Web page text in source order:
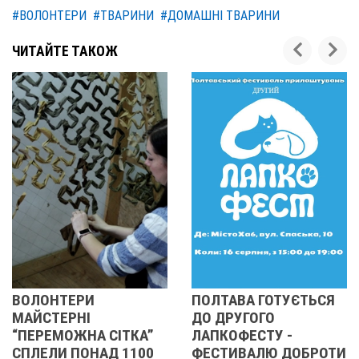
#ВОЛОНТЕРИ #ТВАРИНИ #ДОМАШНІ ТВАРИНИ
ЧИТАЙТЕ ТАКОЖ
СІТКА”
1100
ПОЛТАВА ГОТУЄТЬСЯ
ЛАПКОФЕСТУ -
ФЕСТИВАЛЮ ДОБРОТИ
У
ЗНАЙШЛИ